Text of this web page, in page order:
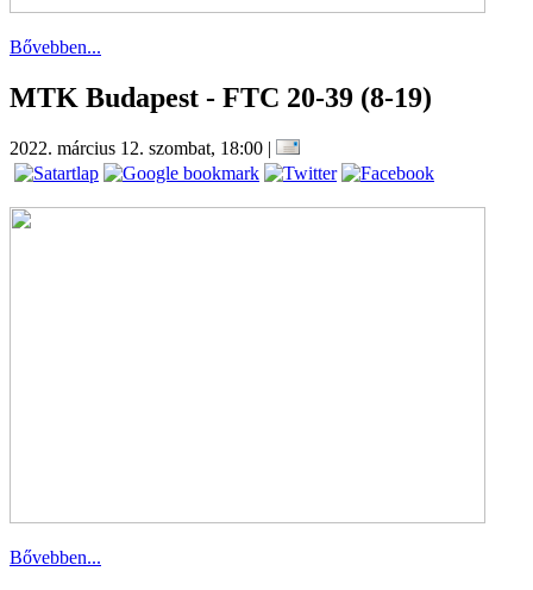
Bővebben...
MTK Budapest - FTC 20-39 (8-19)
2022. március 12. szombat, 18:00 |
Bővebben...